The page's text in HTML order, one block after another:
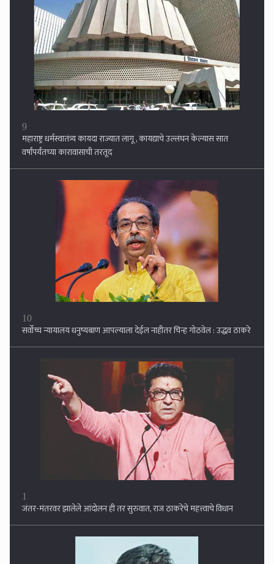
10
सर्वोच्च न्यायालय धनुष्यबाण आपल्याला देईल नाहीतर चिन्ह गोठवेल : उद्धव ठाकरे
जंतर-मंतरवर झालेले आंदोलन ही तर सुरुवात, राज ठाकरेंचे महत्त्वाचे विधान
महाराष्ट्रात पुन्हा भगवं वादळ? आंदोलनासाठी मनोज जरांगे यांची मोठी फिल्डिंग